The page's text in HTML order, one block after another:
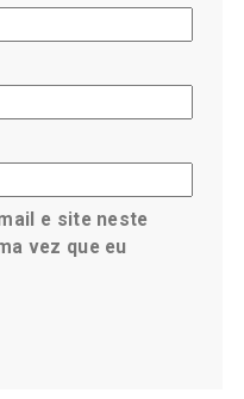
e site neste
vez que eu